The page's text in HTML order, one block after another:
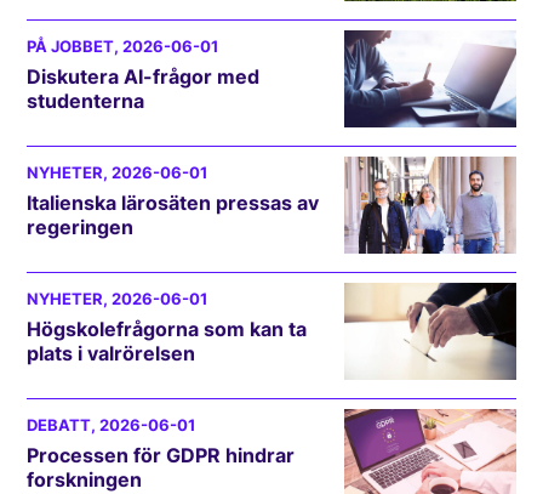
PÅ JOBBET, 2026-06-01
Diskutera AI-frågor med
studenterna
NYHETER, 2026-06-01
Italienska lärosäten pressas av
regeringen
NYHETER, 2026-06-01
Högskolefrågorna som kan ta
plats i valrörelsen
DEBATT, 2026-06-01
Processen för GDPR hindrar
forskningen